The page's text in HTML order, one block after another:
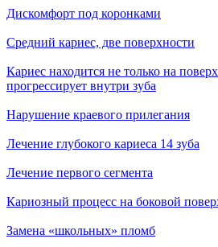
Дискомфорт под коронками
Средний кариес, две поверхности
Кариес находится не только на
прогрессирует внутри зуба
Нарушение краевого прилегания
Лечение глубокого кариеса 14 зуба
Лечение первого сегмента
Кариозный процесс на боковой
Замена «школьных» пломб